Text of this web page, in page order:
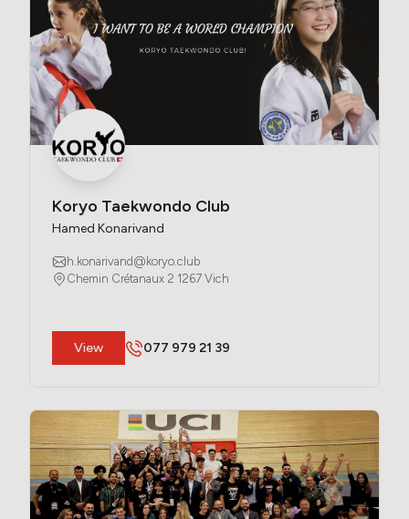
Koryo Taekwondo Club
Hamed Konarivand
h.konarivand@koryo.club
Chemin Crétanaux 2 1267 Vich
​View 077 979 21 39